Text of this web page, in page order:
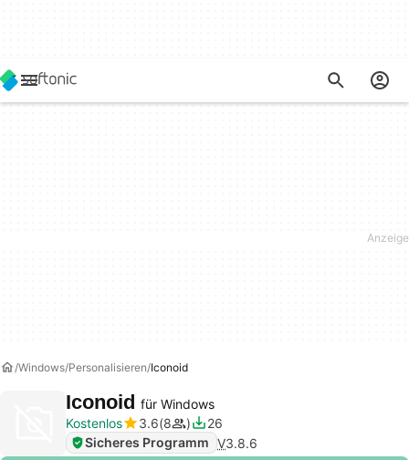
Windows Personalisieren Iconoid
Iconoid für Windows
Kostenlos
3.6 8
26
Sicheres Programm V3.8.6